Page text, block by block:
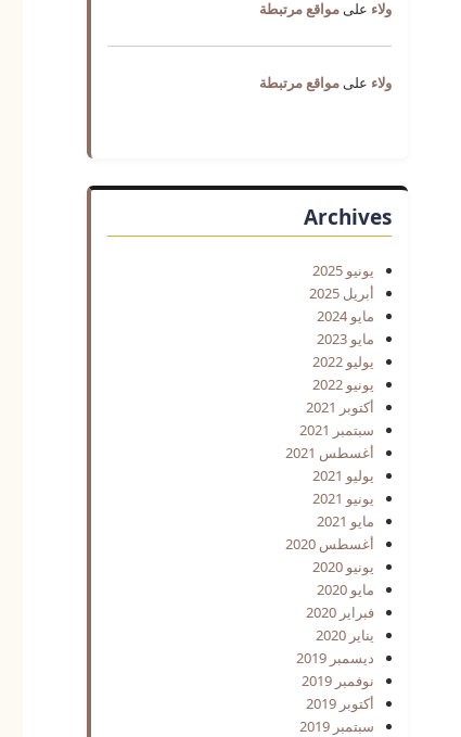
ولاء علىمواقع مرتبطة
ولاء علىمواقع مرتبطة
Archives
يونيو 2025
أبريل 2025
مايو 2024
مايو 2023
يوليو 2022
يونيو 2022
أكتوبر 2021
سبتمبر 2021
أغسطس 2021
يوليو 2021
يونيو 2021
مايو 2021
أغسطس 2020
يونيو 2020
مايو 2020
فبراير 2020
يناير 2020
ديسمبر 2019
نوفمبر 2019
أكتوبر 2019
سبتمبر 2019